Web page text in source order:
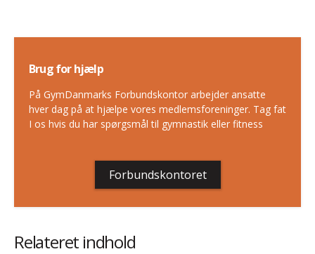
Brug for hjælp
På GymDanmarks Forbundskontor arbejder ansatte
hver dag på at hjælpe vores medlemsforeninger. Tag fat
I os hvis du har spørgsmål til gymnastik eller fitness
Forbundskontoret
Relateret indhold